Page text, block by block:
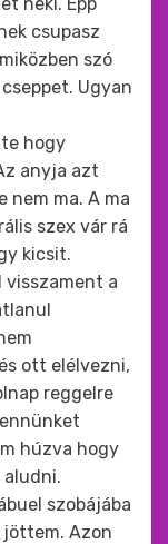
csupasz
szó
Ugyan
hogy
anyja azt
nem ma. A ma
szex vár rá
kicsit.
visszament a
ott elélvezni,
reggelre
húzva hogy
szobájába
Azon